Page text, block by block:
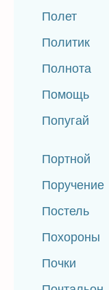
Полет
Политик
Полнота
Помощь
Попугай
Портной
Поручение
Постель
Похороны
Почки